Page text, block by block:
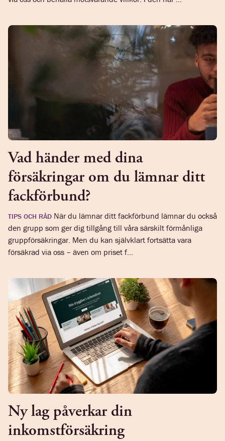
Vad händer med dina
försäkringar om du lämnar ditt
fackförbund?
TIPS OCH RÅD När du lämnar ditt fackförbund lämnar du också
den grupp som ger dig tillgång till våra särskilt förmånliga
gruppförsäkringar. Men du kan självklart fortsätta vara
försäkrad via oss – även om priset f...
Ny lag påverkar din
inkomstförsäkring